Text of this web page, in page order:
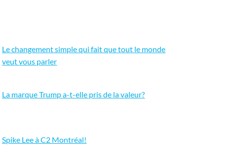
Le changement simple qui fait que tout le monde
veut vous parler
La marque Trump a-t-elle pris de la valeur?
Spike Lee à C2 Montréal!